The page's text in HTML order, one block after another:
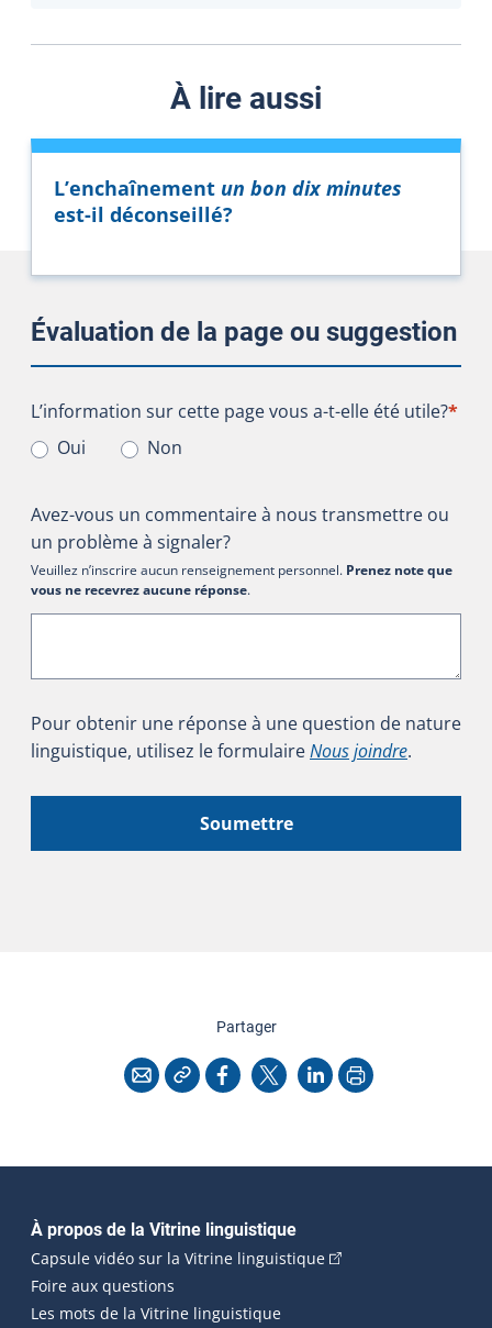
À lire aussi
L’enchaînement un bon dix minutes
est-il déconseillé?
Évaluation de la page ou suggestion
L’information sur cette page vous a-t-elle été utile?
L’information sur cette page vous a-t-elle été utile?*
Oui
Non
Avez-vous un commentaire à nous transmettre ou
un problème à signaler?
Veuillez n’inscrire aucun renseignement personnel. Prenez note que
vous ne recevrez aucune réponse.
Pour obtenir une réponse à une question de nature
linguistique, utilisez le formulaireNous joindre.
Soumettre
Partagercette page
CourrielCopier l'adresse
Facebook
X LinkedInImprimer
Navigation principale
À propos de la Vitrine linguistique
Capsule vidéo sur la Vitrine linguistique(Cet hyperlien
Foire aux questions
Les mots de la Vitrine linguistique